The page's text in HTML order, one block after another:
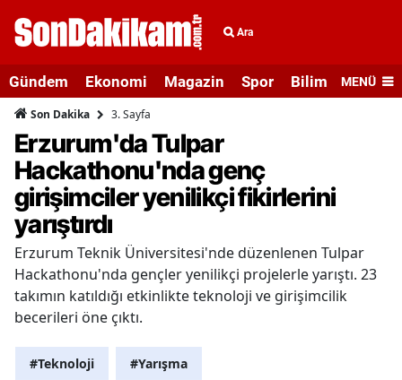
Ara
Gündem Ekonomi Magazin Spor Bilim veMENÜ
Son Dakika 3. Sayfa
Erzurum'da Tulpar
Hackathonu'nda genç
girişimciler yenilikçi fikirlerini
yarıştırdı
Erzurum Teknik Üniversitesi'nde düzenlenen Tulpar
Hackathonu'nda gençler yenilikçi projelerle yarıştı. 23
takımın katıldığı etkinlikte teknoloji ve girişimcilik
becerileri öne çıktı.
#Teknoloji #Yarışma